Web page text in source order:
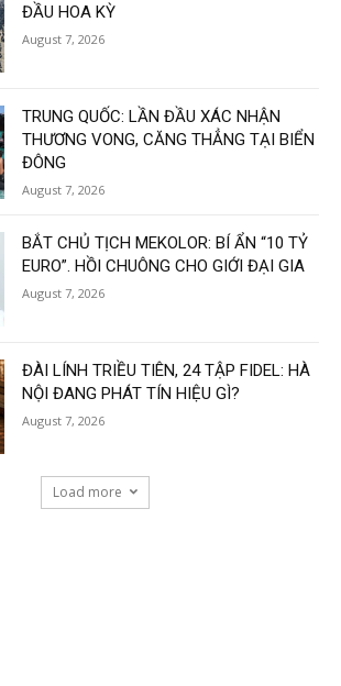
ĐẦU HOA KỲ
August 7, 2026
TRUNG QUỐC: LẦN ĐẦU XÁC NHẬN
THƯƠNG VONG, CĂNG THẲNG TẠI BIỂN
ĐÔNG
August 7, 2026
BẮT CHỦ TỊCH MEKOLOR: BÍ ẨN “10 TỶ
EURO”. HỒI CHUÔNG CHO GIỚI ĐẠI GIA
August 7, 2026
ĐÀI LÍNH TRIỀU TIÊN, 24 TẬP FIDEL: HÀ
NỘI ĐANG PHÁT TÍN HIỆU GÌ?
August 7, 2026
Load more